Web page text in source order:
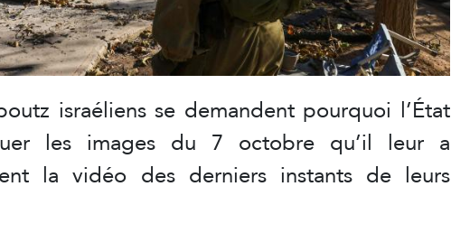
israéliens se demandent pourquoi l’État
les images du 7 octobre qu’il leur a
la vidéo des derniers instants de leurs